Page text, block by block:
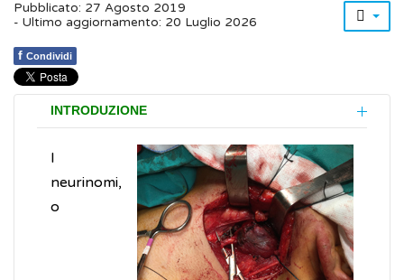
Pubblicato: 27 Agosto 2019
- Ultimo aggiornamento: 20 Luglio 2026
f Condividi
INTRODUZIONE
I
neurinomi,
o